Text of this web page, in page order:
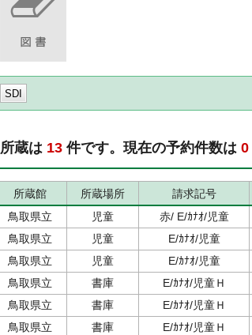
SDI
所蔵は 13 件です。現在の予約件数は 0
所蔵館 所蔵場所 請求記号
鳥取県立
児童 赤/ E/ｶﾅｵ/児童
鳥取県立
児童 E/ｶﾅｵ/児童
鳥取県立
児童 E/ｶﾅｵ/児童
鳥取県立
書庫 E/ｶﾅｵ/児童Ｈ
鳥取県立
書庫 E/ｶﾅｵ/児童Ｈ
鳥取県立
書庫 E/ｶﾅｵ/児童Ｈ